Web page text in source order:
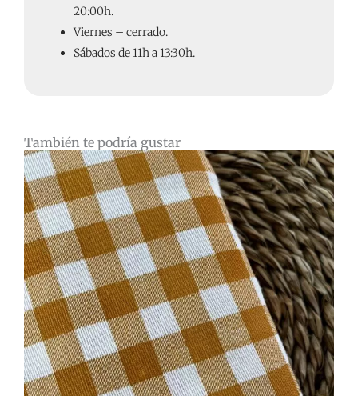
20:00h.
Viernes – cerrado.
Sábados de 11h a 13:30h.
También te podría gustar